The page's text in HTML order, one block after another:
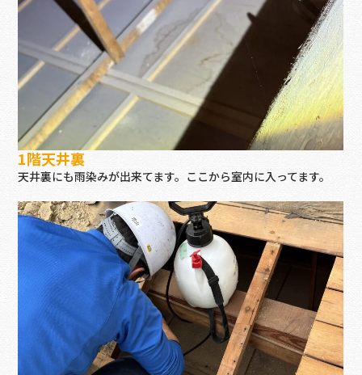
1階天井裏
天井裏にも雨染みが出来てます。ここから室内に入ってます。